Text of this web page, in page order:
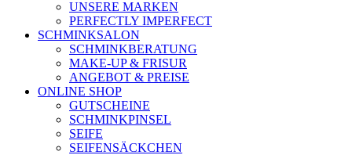
UNSERE MARKEN
PERFECTLY IMPERFECT
SCHMINKSALON
SCHMINKBERATUNG
MAKE-UP & FRISUR
ANGEBOT & PREISE
ONLINE SHOP
GUTSCHEINE
SCHMINKPINSEL
SEIFE
SEIFENSÄCKCHEN